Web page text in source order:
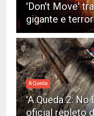
'Don't Move'
gigante e
A Queda
'A Queda 2:
oficial repleto